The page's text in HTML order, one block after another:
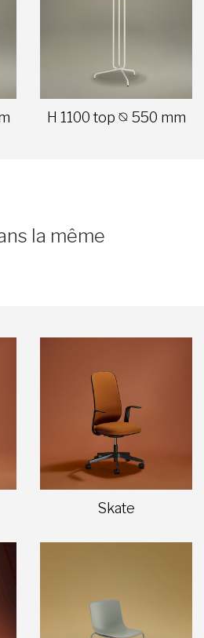
H 1100 top ⦰ 550 mm
la même
Skate